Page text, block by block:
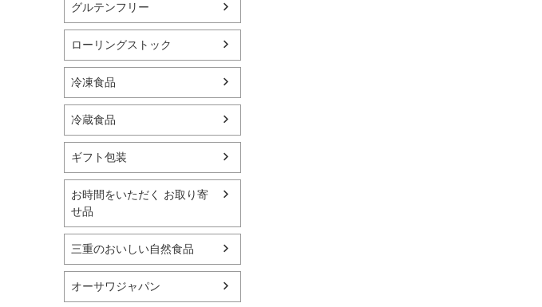
グルテンフリー
ローリングストック
冷凍食品
冷蔵食品
ギフト包装
お時間をいただく お取り寄
せ品
三重のおいしい自然食品
オーサワジャパン